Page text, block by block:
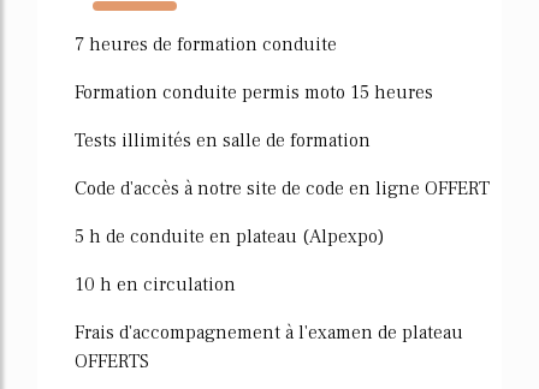
338%
7 heures de formation conduite
Formation conduite permis moto 15 heures
Tests illimités en salle de formation
Code d'accès à notre site de code en ligne OFFERT
5 h de conduite en plateau (Alpexpo)
10 h en circulation
Frais d'accompagnement à l'examen de plateau
OFFERTS